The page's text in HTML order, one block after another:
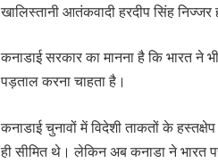
खालिस्तानी आतंकवादी हरदीप सिंह
कनाडाई सरकार का मानना है कि भारत
पड़ताल करना चाहता है।
कनाडाई चुनावों में विदेशी ताकतों के
ही सीमित थे। लेकिन अब कनाडा ने भारत